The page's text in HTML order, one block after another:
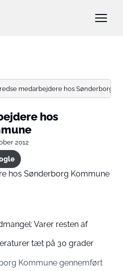
medarbejdere hos Sønderborg
hos
2012
Varer resten af
tæt på 30 grader
Kommune gennemført